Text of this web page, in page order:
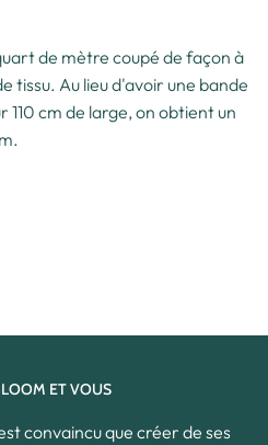
de mètre coupé de façon à
tissu. Au lieu d'avoir une bande
cm de large, on obtient un
ET VOUS
convaincu que créer de ses